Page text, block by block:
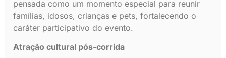
pensada como um momento especial para reunir
famílias, idosos, crianças e pets, fortalecendo o
caráter participativo do evento.
Atração cultural pós-corrida